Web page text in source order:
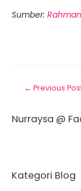
Sumber:
← Previous
Nurraysa @
Kategori Blog